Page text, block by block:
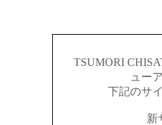
TSUMORI
ュー
下記のサ
新